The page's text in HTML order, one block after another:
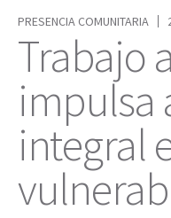
PRESENCIA COMUNITARIA
Trabajo
impulsa
integral